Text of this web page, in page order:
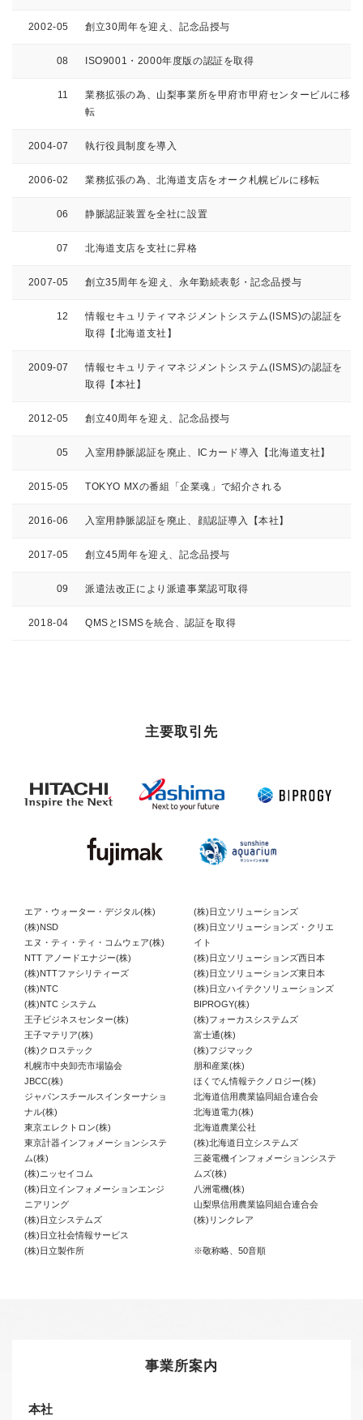
2002-05 創立30周年を迎え、記念品授与
08 ISO9001・2000年度版の認証を取得
11
業務拡張の為、山梨事業所を甲府市甲府センタービルに移
転
2004-07 執行役員制度を導入
2006-02 業務拡張の為、北海道支店をオーク札幌ビルに移転
06 静脈認証装置を全社に設置
07 北海道支店を支社に昇格
2007-05 創立35周年を迎え、永年勤続表彰・記念品授与
12
情報セキュリティマネジメントシステム(ISMS)の認証を
取得【北海道支社】
2009-07
情報セキュリティマネジメントシステム(ISMS)の認証を
取得【本社】
2012-05 創立40周年を迎え、記念品授与
05 入室用静脈認証を廃止、ICカード導入【北海道支社】
2015-05 TOKYO MXの番組「企業魂」で紹介される
2016-06 入室用静脈認証を廃止、顔認証導入【本社】
2017-05 創立45周年を迎え、記念品授与
09 派遣法改正により派遣事業認可取得
2018-04 QMSとISMSを統合、認証を取得
主要取引先
エア・ウォーター・デジタル(株)
(株)NSD
エヌ・ティ・ティ・コムウェア(株)
NTT アノードエナジー(株)
(株)NTTファシリティーズ
(株)NTC
(株)NTC システム
王子ビジネスセンター(株)
王子マテリア(株)
(株)クロステック
札幌市中央卸売市場協会
JBCC(株)
ジャパンスチールスインターナショ
ナル(株)
東京エレクトロン(株)
東京計器インフォメーションシステ
ム(株)
(株)ニッセイコム
(株)日立インフォメーションエンジ
ニアリング
(株)日立システムズ
(株)日立社会情報サービス
(株)日立製作所
(株)日立ソリューションズ
(株)日立ソリューションズ・クリエ
イト
(株)日立ソリューションズ西日本
(株)日立ソリューションズ東日本
(株)日立ハイテクソリューションズ
BIPROGY(株)
(株)フォーカスシステムズ
富士通(株)
(株)フジマック
朋和産業(株)
ほくでん情報テクノロジー(株)
北海道信用農業協同組合連合会
北海道電力(株)
北海道農業公社
(株)北海道日立システムズ
三菱電機インフォメーションシステ
ムズ(株)
八洲電機(株)
山梨県信用農業協同組合連合会
(株)リンクレア
※敬称略、50音順
事業所案内
本社